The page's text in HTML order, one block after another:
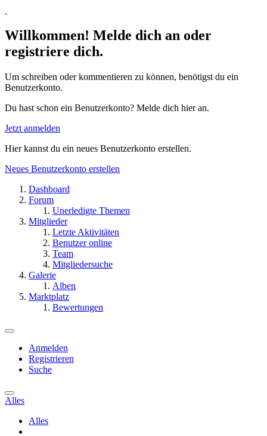
Willkommen! Melde dich an oder
registriere dich.
Um schreiben oder kommentieren zu können, benötigst du ein
Benutzerkonto.
Du hast schon ein Benutzerkonto? Melde dich hier an.
Jetzt anmelden
Hier kannst du ein neues Benutzerkonto erstellen.
Neues Benutzerkonto erstellen
Dashboard
Forum
Unerledigte Themen
Mitglieder
Letzte Aktivitäten
Benutzer online
Team
Mitgliedersuche
Galerie
Alben
Marktplatz
Bewertungen
Anmelden
Registrieren
Suche
Alles
Alles